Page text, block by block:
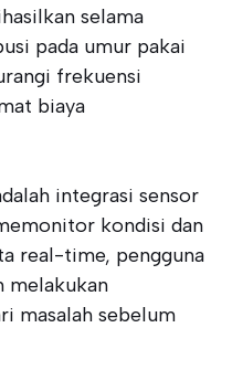
selama
pada umur pakai
frekuensi
biaya
integrasi sensor
kondisi dan
real-time, pengguna
melakukan
masalah sebelum